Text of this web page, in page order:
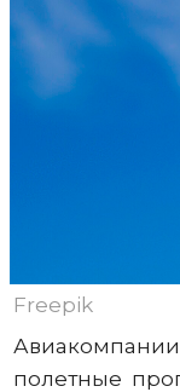
Freepik
полетные